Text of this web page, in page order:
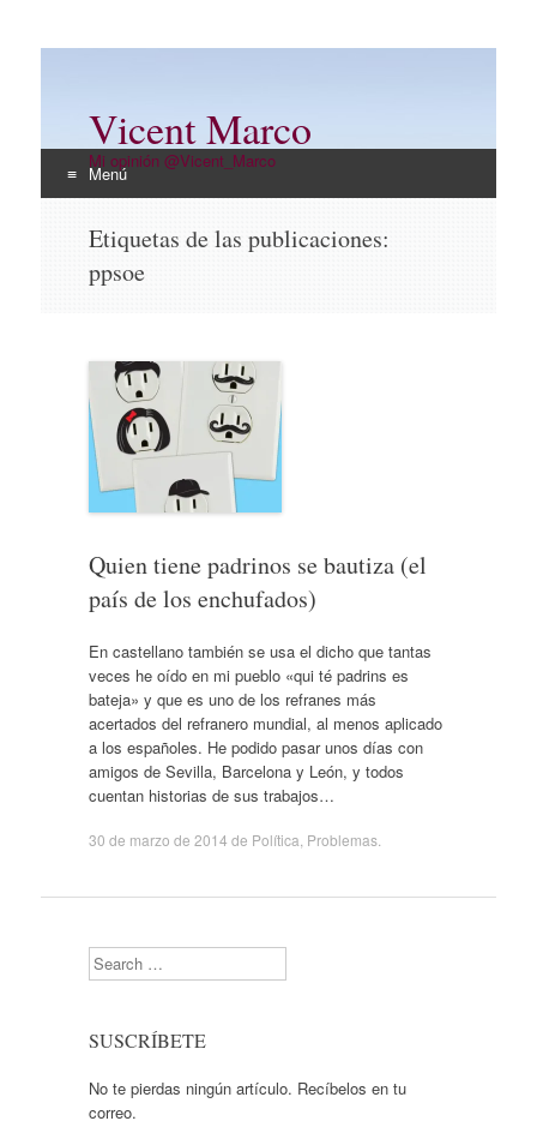
Vicent Marco
Mi opinión @Vicent_Marco
Menú
contenido
Etiquetas de las publicaciones:
ppsoe
Quien tiene padrinos se bautiza (el
país de los enchufados)
En castellano también se usa el dicho que tantas
veces he oído en mi pueblo «qui té padrins es
bateja» y que es uno de los refranes más
acertados del refranero mundial, al menos aplicado
a los españoles. He podido pasar unos días con
amigos de Sevilla, Barcelona y León, y todos
cuentan historias de sus trabajos…
30 de marzo de 2014 de Política Problemas.
Search
SUSCRÍBETE
No te pierdas ningún artículo. Recíbelos en tu
correo.